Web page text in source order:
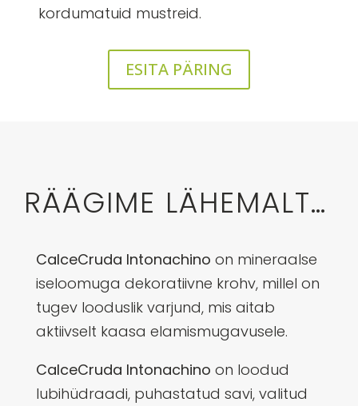
kordumatuid mustreid.
ESITA PÄRING
RÄÄGIME LÄHEMALT…
CalceCruda Intonachino on mineraalse
iseloomuga dekoratiivne krohv, millel on
tugev looduslik varjund, mis aitab
aktiivselt kaasa elamismugavusele.
CalceCruda Intonachino on loodud
lubihüdraadi, puhastatud savi, valitud